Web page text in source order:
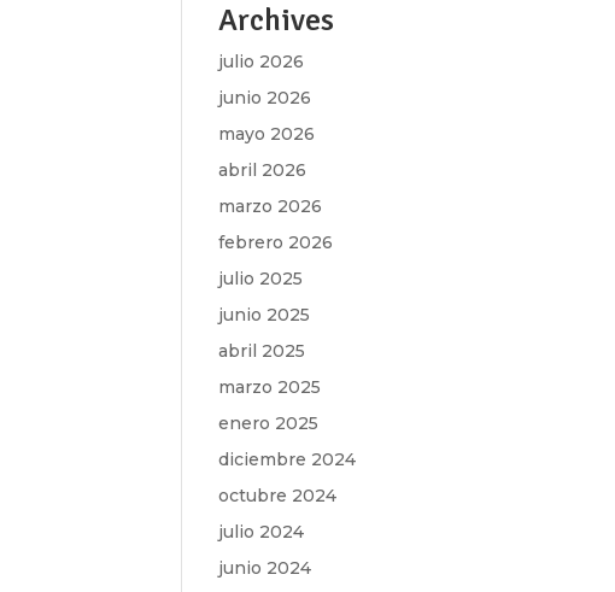
Archives
julio 2026
junio 2026
mayo 2026
abril 2026
marzo 2026
febrero 2026
julio 2025
junio 2025
abril 2025
marzo 2025
enero 2025
diciembre 2024
octubre 2024
julio 2024
junio 2024